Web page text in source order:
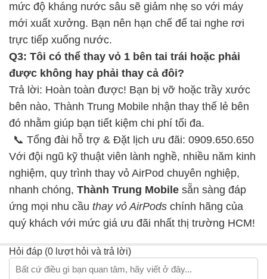
mức độ kháng nước sâu sẽ giảm nhẹ so với máy
mới xuất xưởng. Bạn nên hạn chế để tai nghe rơi
trực tiếp xuống nước.
Q3: Tôi có thể thay vỏ 1 bên tai trái hoặc phải
được không hay phải thay cả đôi?
Trả lời: Hoàn toàn được! Bạn bị vỡ hoặc trầy xước
bên nào, Thành Trung Mobile nhận thay thế lẻ bên
đó nhằm giúp bạn tiết kiệm chi phí tối đa.
📞 Tổng đài hỗ trợ & Đặt lịch ưu đãi: 0909.650.650
Với đội ngũ kỹ thuật viên lành nghề, nhiều năm kinh
nghiệm, quy trình thay vỏ AirPod chuyên nghiệp,
nhanh chóng, Thành Trung Mobile sẵn sàng đáp
ứng mọi nhu cầu thay vỏ AirPods chính hãng của
quý khách với mức giá ưu đãi nhất thị trường HCM!
Hỏi đáp (0 lượt hỏi và trả lời)